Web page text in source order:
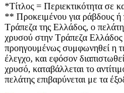
*Τίτλος = Περιεκτικότητα σε
** Προκειμένου για ράβδους
Τράπεζα της Ελλάδος, ο
χρυσού στην Τράπεζα Ελλάδος
προηγουμένως συμφωνηθεί η
έλεγχο, και εφόσον
χρυσό, καταβάλλεται το
πελάτης επιβαρύνεται με τα